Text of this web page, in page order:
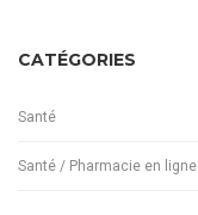
CATÉGORIES
Santé
Santé / Pharmacie en ligne